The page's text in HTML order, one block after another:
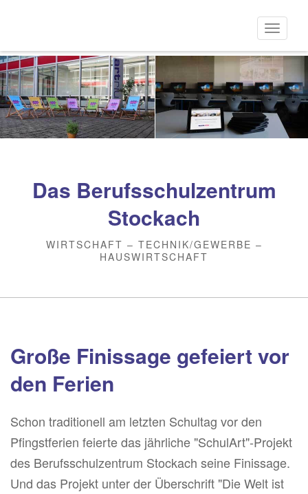
Inhalt
Das Berufsschulzentrum
Stockach
WIRTSCHAFT – TECHNIK/GEWERBE –
HAUSWIRTSCHAFT
Große Finissage gefeiert vor
den Ferien
Schon traditionell am letzten Schultag vor den
Pfingstferien feierte das jährliche "SchulArt"-Projekt
des Berufsschulzentrum Stockach seine Finissage.
Und das Projekt unter der Überschrift "Die Welt ist